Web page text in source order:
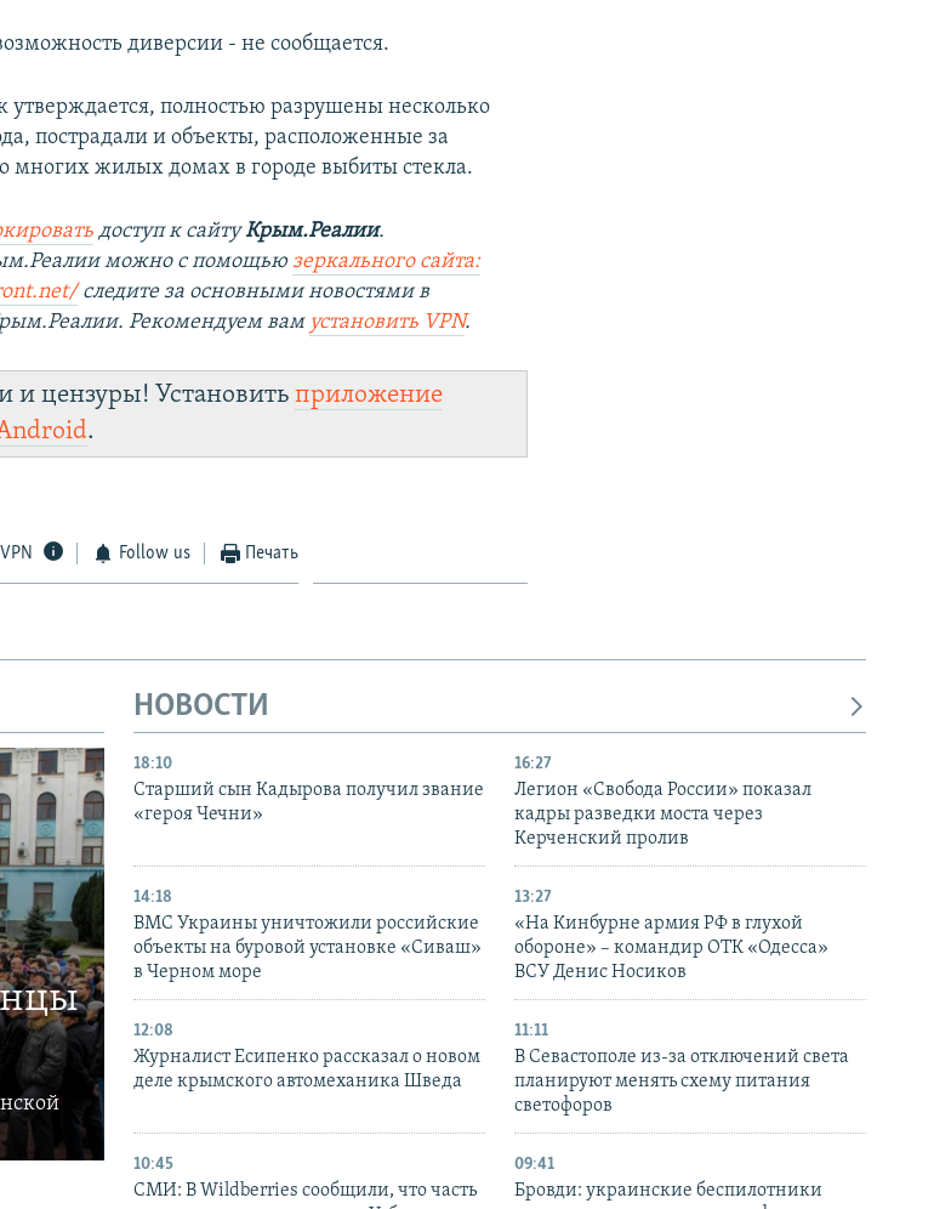
диверсии - не сообщается.
утверждается, полностью разрушены несколько
пострадали и объекты, расположенные за
многих жилых домах в городе выбиты стекла.
доступ к сайтуКрым.Реалии.
можно с помощьюзеркального сайта:
следите за основными новостями в
Рекомендуем вам установить VPN.
и цензуры! Установитьприложение
.
Follow us Печать
НОВОСТИ
18:10
Старший сын Кадырова получил звание
«героя Чечни»
16:27
Легион «Свобода России» показал
кадры разведки моста через
Керченский пролив
14:18
ВМС Украины уничтожили российские
объекты на буровой установке «Сиваш»
в Черном море
13:27
«На Кинбурне армия РФ в глухой
обороне» – командир ОТК «Одесса»
ВСУ Денис Носиков
12:08
Журналист Есипенко рассказал о новом
деле крымского автомеханика Шведа
11:11
В Севастополе из-за отключений света
планируют менять схему питания
светофоров
10:45
СМИ: В Wildberries сообщили, что часть
09:41
Бровди: украинские беспилотники